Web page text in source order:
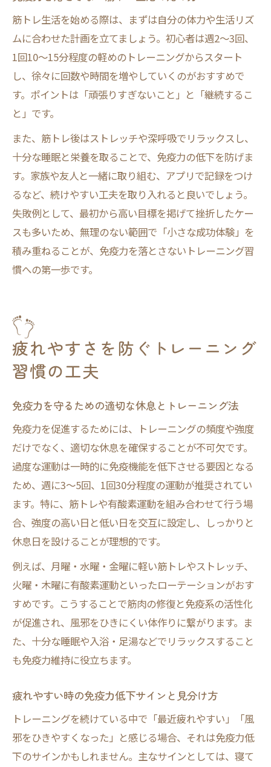
筋トレ生活を始める際は、まずは自分の体力や生活リズ
ムに合わせた計画を立てましょう。初心者は週2～3回、
1回10～15分程度の軽めのトレーニングからスタート
し、徐々に回数や時間を増やしていくのがおすすめで
す。ポイントは「頑張りすぎないこと」と「継続するこ
と」です。
また、筋トレ後はストレッチや深呼吸でリラックスし、
十分な睡眠と栄養を取ることで、免疫力の低下を防げま
す。家族や友人と一緒に取り組む、アプリで記録をつけ
るなど、続けやすい工夫を取り入れると良いでしょう。
失敗例として、最初から高い目標を掲げて挫折したケー
スも多いため、無理のない範囲で「小さな成功体験」を
積み重ねることが、免疫力を落とさないトレーニング習
慣への第一歩です。
疲れやすさを防ぐトレーニング
習慣の工夫
免疫力を守るための適切な休息とトレーニング法
免疫力を促進するためには、トレーニングの頻度や強度
だけでなく、適切な休息を確保することが不可欠です。
過度な運動は一時的に免疫機能を低下させる要因となる
ため、週に3〜5回、1回30分程度の運動が推奨されてい
ます。特に、筋トレや有酸素運動を組み合わせて行う場
合、強度の高い日と低い日を交互に設定し、しっかりと
休息日を設けることが理想的です。
例えば、月曜・水曜・金曜に軽い筋トレやストレッチ、
火曜・木曜に有酸素運動といったローテーションがおす
すめです。こうすることで筋肉の修復と免疫系の活性化
が促進され、風邪をひきにくい体作りに繋がります。ま
た、十分な睡眠や入浴・足湯などでリラックスすること
も免疫力維持に役立ちます。
疲れやすい時の免疫力低下サインと見分け方
トレーニングを続けている中で「最近疲れやすい」「風
邪をひきやすくなった」と感じる場合、それは免疫力低
下のサインかもしれません。主なサインとしては、寝て